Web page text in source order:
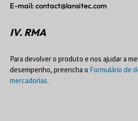
E-mail: contact@lansitec.com
IV. RMA
Para devolver o produto e nos ajudar a
desempenho, preencha o Formulário de
mercadorias.